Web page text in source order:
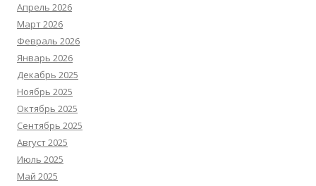
Апрель 2026
Март 2026
Февраль 2026
Январь 2026
Декабрь 2025
Ноябрь 2025
Октябрь 2025
Сентябрь 2025
Август 2025
Июль 2025
Май 2025